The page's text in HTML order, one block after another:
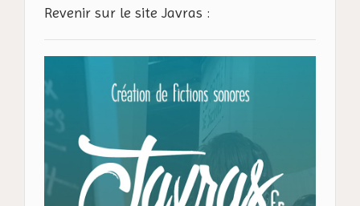
Revenir sur le site Javras :